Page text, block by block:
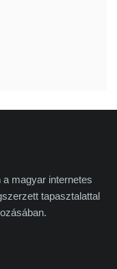
magyar internetes
tapasztalattal